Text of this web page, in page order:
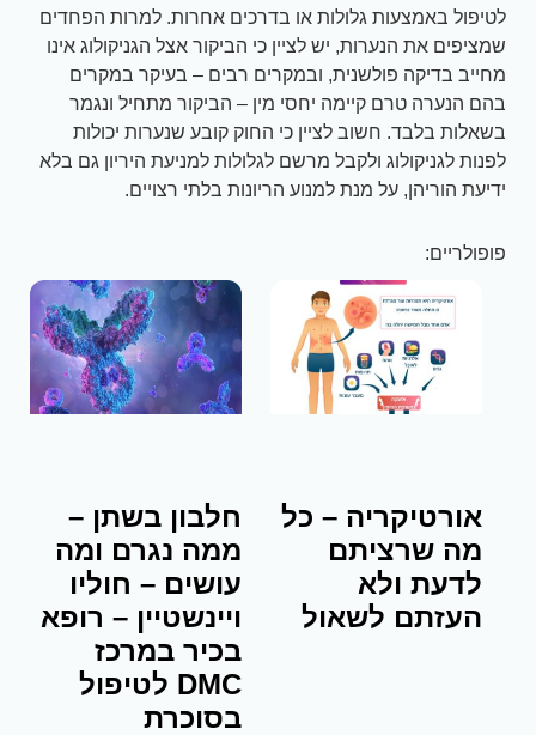
לטיפול באמצעות גלולות או בדרכים אחרות. למרות הפחדים
שמציפים את הנערות, יש לציין כי הביקור אצל הגניקולוג אינו
מחייב בדיקה פולשנית, ובמקרים רבים – בעיקר במקרים
בהם הנערה טרם קיימה יחסי מין – הביקור מתחיל ונגמר
בשאלות בלבד. חשוב לציין כי החוק קובע שנערות יכולות
לפנות לגניקולוג ולקבל מרשם לגלולות למניעת היריון גם בלא
ידיעת הוריהן, על מנת למנוע הריונות בלתי רצויים.
פופולריים:
אורטיקריה – כל
מה שרציתם
לדעת ולא
העזתם לשאול
חלבון בשתן –
ממה נגרם ומה
עושים – חוליו
ויינשטיין – רופא
בכיר במרכז
DMC לטיפול
בסוכרת